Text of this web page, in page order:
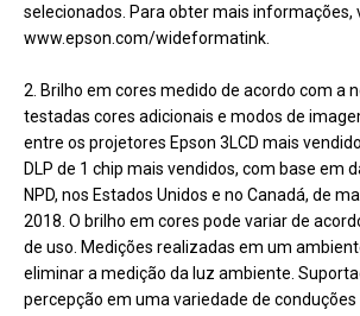
selecionados. Para obter mais informações,
www.epson.com/wideformatink.
2. Brilho em cores medido de acordo com a
testadas cores adicionais e modos de
entre os projetores Epson 3LCD mais
DLP de 1 chip mais vendidos, com base em
NPD, nos Estados Unidos e no Canadá, de
2018. O brilho em cores pode variar de
de uso. Medições realizadas em um
eliminar a medição da luz ambiente.
percepção em uma variedade de conduções